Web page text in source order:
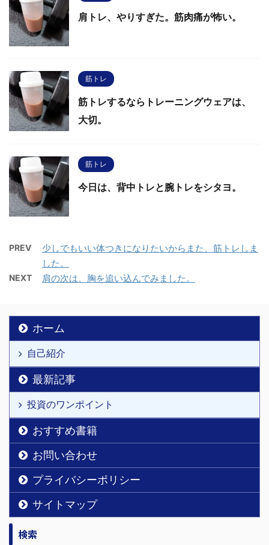
肩トレ、やりすぎた。筋肉痛が怖い。
筋トレ
筋トレするならトレーニングウェアは、
大切。
筋トレ
今日は、背中トレと腕トレをシタヨ。
PREV
少しでもいい体つきになりたいからまた、筋トレしま
した。
NEXT 肩の次は、胸を追い込んでみました。
ホーム
自己紹介
最新記事
投資のワンポイント
おすすめ書籍
お問い合わせ
プライバシーポリシー
サイトマップ
検索